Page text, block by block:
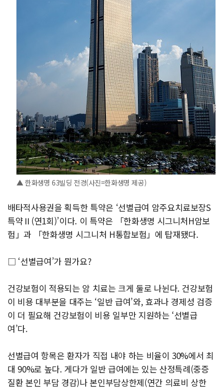
▲ 한화생명 63빌딩 전경(사진=한화생명 제공)
배타적사용권을 획득한 특약은 ‘선별급여 암주요치료보장S
특약Ⅱ(연1회)’이다. 이 특약은 「한화생명 시그니처H암보
험」과 「한화생명 시그니처 H통합보험」에 탑재됐다.
□ ‘선별급여’가 뭔가요?
건강보험이 적용되는 암 치료는 크게 둘로 나뉜다. 건강보험
이 비용 대부분을 대주는 ‘일반 급여’와, 효과나 경제성 검증
이 더 필요해 건강보험이 비용 일부만 지원하는 ‘선별급
여’다.
선별급여 항목은 환자가 직접 내야 하는 비율이 30%에서 최
대 90%로 높다. 게다가 일반 급여에는 있는 산정특례(중증
질환 본인 부담 경감)나 본인부담상한제(연간 의료비 상한